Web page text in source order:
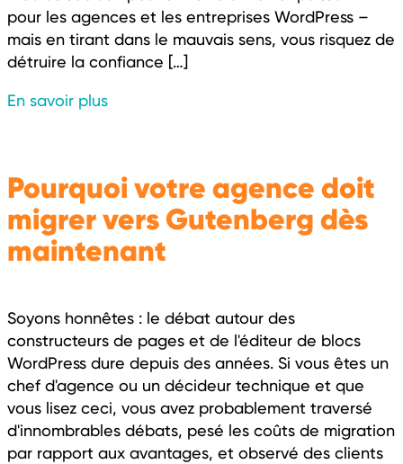
pour les agences et les entreprises WordPress –
mais en tirant dans le mauvais sens, vous risquez de
détruire la confiance […]
En savoir plus
Pourquoi votre agence doit
migrer vers Gutenberg dès
maintenant
Soyons honnêtes : le débat autour des
constructeurs de pages et de l'éditeur de blocs
WordPress dure depuis des années. Si vous êtes un
chef d'agence ou un décideur technique et que
vous lisez ceci, vous avez probablement traversé
d'innombrables débats, pesé les coûts de migration
par rapport aux avantages, et observé des clients